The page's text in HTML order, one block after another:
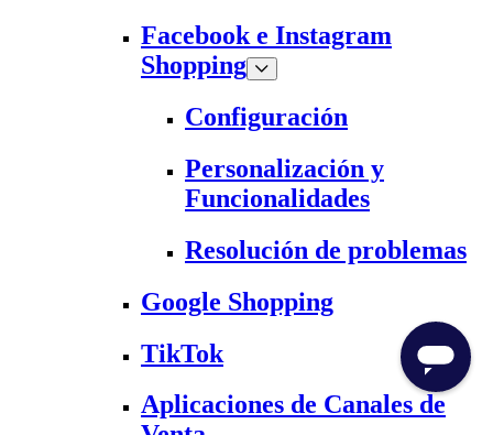
Facebook e Instagram
Shopping
Configuración
Personalización y
Funcionalidades
Resolución de problemas
Google Shopping
TikTok
Aplicaciones de Canales de